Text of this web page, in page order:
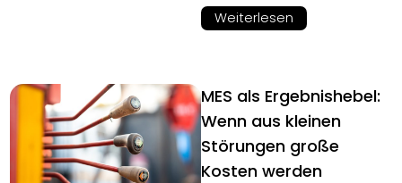
Weiterlesen
MES als Ergebnishebel:
Wenn aus kleinen
Störungen große
Kosten werden